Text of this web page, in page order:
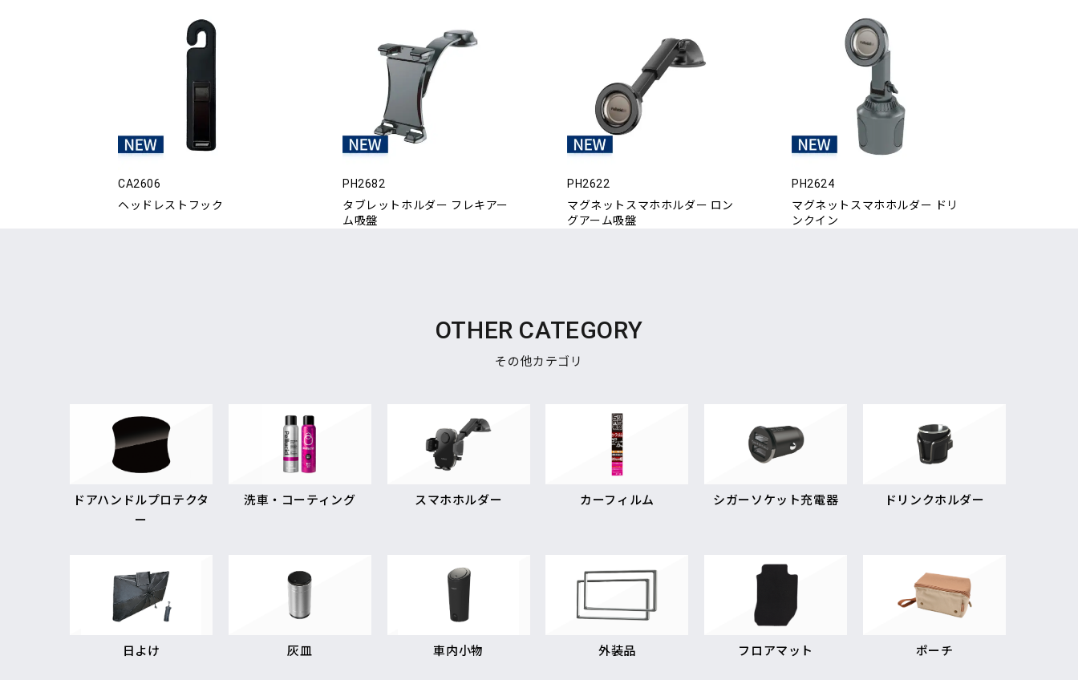
CA2606
ヘッドレストフック
PH2682
タブレットホルダー フレキアー
ム吸盤
PH2622
マグネットスマホホルダー ロン
グアーム吸盤
PH2624
マグネットスマホホルダー ドリ
ンクイン
OTHER CATEGORY
その他カテゴリ
ドアハンドルプロテクタ
ー
洗車・コーティング スマホホルダー カーフィルム シガーソケット充電器 ドリンクホルダー
日よけ 灰皿 車内小物 外装品 フロアマット ポーチ